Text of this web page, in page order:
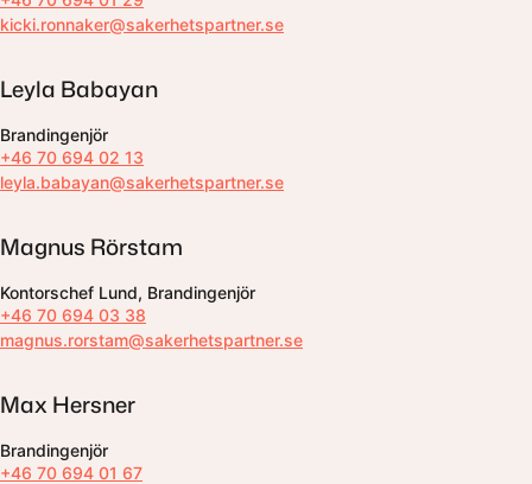
kicki.ronnaker@sakerhetspartner.se
Leyla Babayan
Brandingenjör
+46 70 694 02 13
leyla.babayan@sakerhetspartner.se
Magnus Rörstam
Kontorschef Lund, Brandingenjör
+46 70 694 03 38
magnus.rorstam@sakerhetspartner.se
Max Hersner
Brandingenjör
+46 70 694 01 67